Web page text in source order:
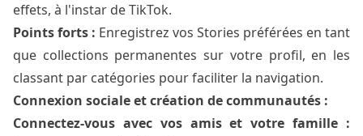
effets, à l'instar de TikTok.
Points forts : Enregistrez vos Stories préférées en tant
que collections permanentes sur votre profil, en les
classant par catégories pour faciliter la navigation.
Connexion sociale et création de communautés :
Connectez-vous avec vos amis et votre famille :